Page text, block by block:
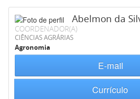
Abelmon da
COORDENADOR(A)
CIÊNCIAS AGRÁRIAS
Agronomia
E-mail
Currículo